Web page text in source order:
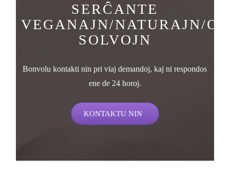
SERĈANTE
VEGANAJN/NATURAJN/
SOLVOJN
Bonvolu kontakti nin pri viaj demandoj, kaj ni respondos
ene de 24 horoj.
KONTAKTU NIN